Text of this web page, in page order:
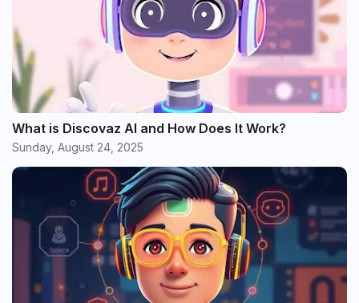
What is Discovaz AI and How Does It Work?
Sunday, August 24, 2025